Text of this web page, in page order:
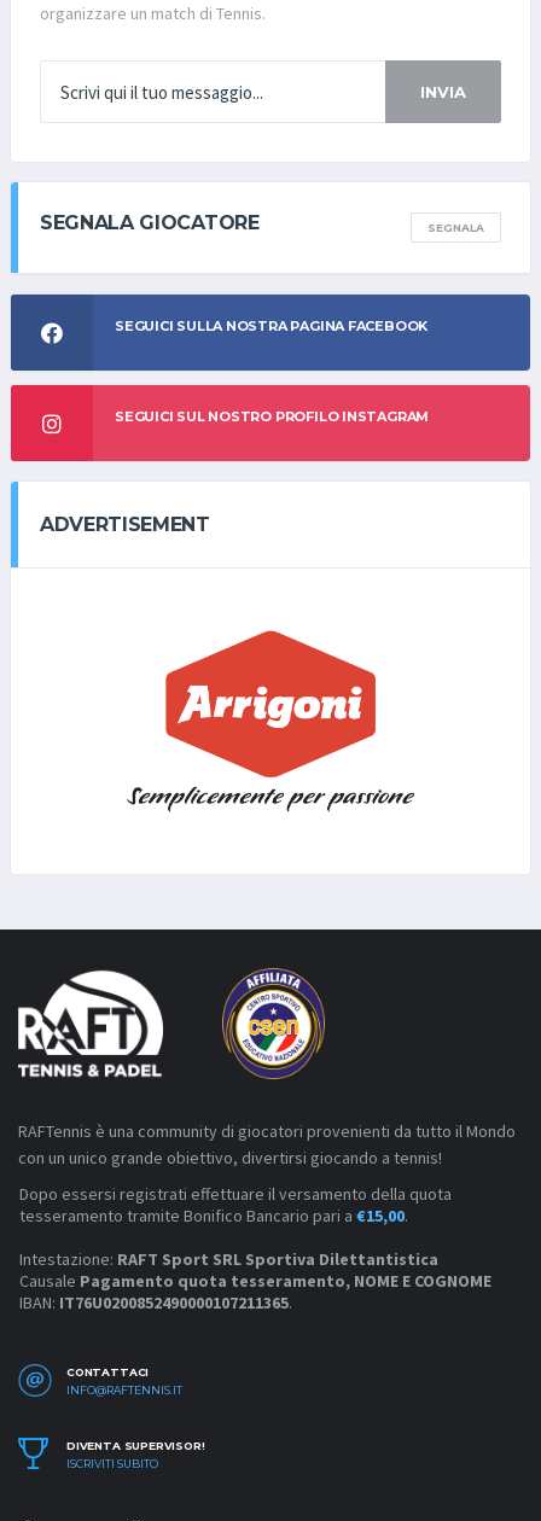
organizzare un match di Tennis.
INVIA
SEGNALA GIOCATORE SEGNALA
SEGUICI SULLA NOSTRA PAGINA FACEBOOK
SEGUICI SUL NOSTRO PROFILO INSTAGRAM
ADVERTISEMENT
RAFTennis è una community di giocatori provenienti da tutto il Mondo
con un unico grande obiettivo, divertirsi giocando a tennis!
Dopo essersi registrati effettuare il versamento della quota
tesseramento tramite Bonifico Bancario pari a €15,00.
Intestazione: RAFT Sport SRL Sportiva Dilettantistica
Causale Pagamento quota tesseramento, NOME E COGNOME
IBAN: IT76U0200852490000107211365.
CONTATTACI
INFO@RAFTENNIS.IT
DIVENTA SUPERVISOR!
ISCRIVITI SUBITO